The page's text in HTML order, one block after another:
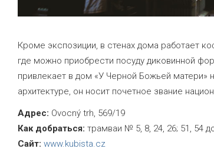
Кроме экспозиции, в стенах дома работает
где можно приобрести посуду диковинной
привлекает в дом «У Черной Божьей матери»
архитектуре, он носит почетное звание
Адрес: Ovocný trh, 569/19
Как добраться: трамваи № 5, 8, 24, 26; 51, 54
Сайт: www.kubista.cz